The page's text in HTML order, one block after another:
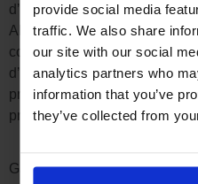
provide social media
traffic. We also share
our site with our social
analytics partners who
information that you’ve
they’ve collected from
d’autore senza
Alcune sezioni del sito web di
contengono anche immagini
d’autore. Se non
presenti nel negozio online di
protetti dal diritto dei marchi.
Garanzia